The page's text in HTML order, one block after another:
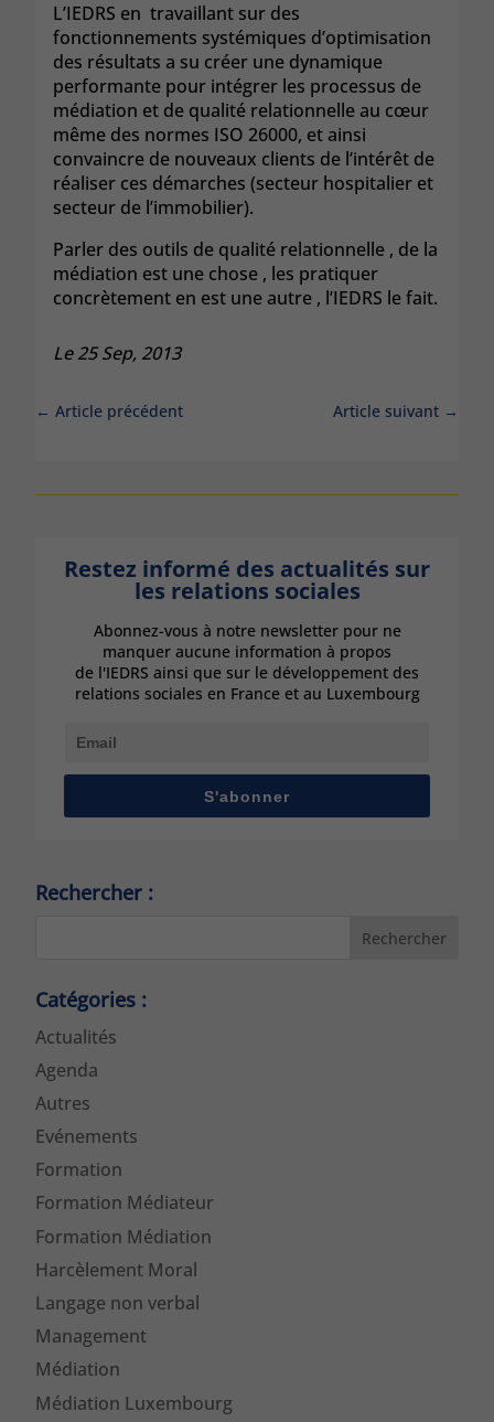
L’IEDRS en travaillant sur des
fonctionnements systémiques d’optimisation
des résultats a su créer une dynamique
performante pour intégrer les processus de
médiation et de qualité relationnelle au cœur
même des normes ISO 26000, et ainsi
convaincre de nouveaux clients de l’intérêt de
réaliser ces démarches (secteur hospitalier et
secteur de l’immobilier).
Parler des outils de qualité relationnelle , de la
médiation est une chose , les pratiquer
concrètement en est une autre , l’IEDRS le fait.
Le 25 Sep, 2013
← Article précédent Article suivant →
Restez informé des actualités sur
les relations sociales
Abonnez-vous à notre newsletter pour ne
manquer aucune information à propos
de l'IEDRS ainsi que sur le développement des
relations sociales en France et au Luxembourg
S'abonner
Rechercher :
Rechercher
Catégories :
Actualités
Agenda
Autres
Evénements
Formation
Formation Médiateur
Formation Médiation
Harcèlement Moral
Langage non verbal
Management
Médiation
Médiation Luxembourg